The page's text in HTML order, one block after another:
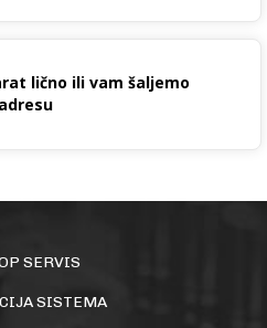
lično ili vam šaljemo
SERVIS
SISTEMA